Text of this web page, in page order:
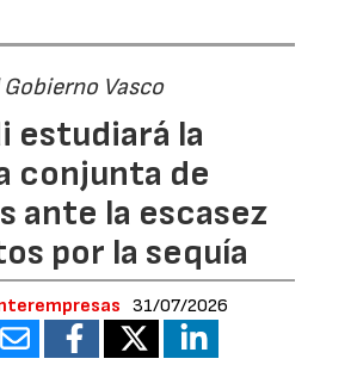
Vasco
estudiará la
conjunta de
ante la escasez
por la sequía
31/07/2026